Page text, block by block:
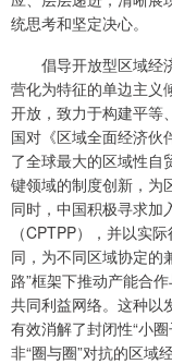
统思考和坚定决心。
倡导开放型区域经
营化为特征的单边主义
开放，致力于构建平等
国对《区域全面经济伙
了全球最大的区域性自
键领域的制度创新，为
同时，中国积极寻求加
（CPTPP），并以实
同，为不同区域协定的
路”框架下推动产能合
共同利益网络。这种以
有效消解了封闭性“小
非“圈与圈”对抗的区域